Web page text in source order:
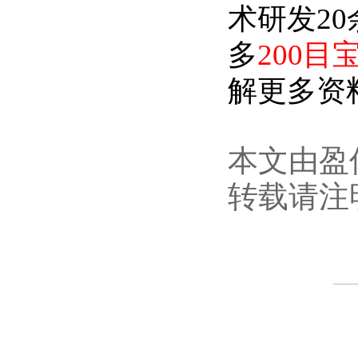
术研发20
多200目
解更多资
本文由
转载请